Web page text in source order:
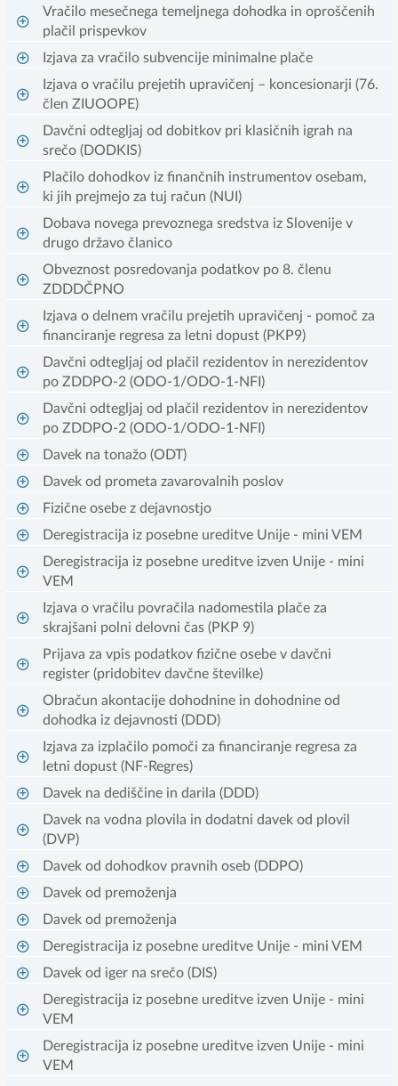
Vračilo mesečnega temeljnega dohodka in oproščenih
plačil prispevkov
Izjava za vračilo subvencije minimalne plače
Izjava o vračilu prejetih upravičenj – koncesionarji (76.
člen ZIUOOPE)
Davčni odtegljaj od dobitkov pri klasičnih igrah na
srečo (DODKIS)
Plačilo dohodkov iz finančnih instrumentov osebam,
ki jih prejmejo za tuj račun (NUI)
Dobava novega prevoznega sredstva iz Slovenije v
drugo državo članico
Obveznost posredovanja podatkov po 8. členu
ZDDDČPNO
Izjava o delnem vračilu prejetih upravičenj - pomoč za
financiranje regresa za letni dopust (PKP9)
Davčni odtegljaj od plačil rezidentov in nerezidentov
po ZDDPO-2 (ODO-1/ODO-1-NFI)
Davčni odtegljaj od plačil rezidentov in nerezidentov
po ZDDPO-2 (ODO-1/ODO-1-NFI)
Davek na tonažo (ODT)
Davek od prometa zavarovalnih poslov
Fizične osebe z dejavnostjo
Deregistracija iz posebne ureditve Unije - mini VEM
Deregistracija iz posebne ureditve izven Unije - mini
VEM
Izjava o vračilu povračila nadomestila plače za
skrajšani polni delovni čas (PKP 9)
Prijava za vpis podatkov fizične osebe v davčni
register (pridobitev davčne številke)
Obračun akontacije dohodnine in dohodnine od
dohodka iz dejavnosti (DDD)
Izjava za izplačilo pomoči za financiranje regresa za
letni dopust (NF-Regres)
Davek na dediščine in darila (DDD)
Davek na vodna plovila in dodatni davek od plovil
(DVP)
Davek od dohodkov pravnih oseb (DDPO)
Davek od premoženja
Davek od premoženja
Deregistracija iz posebne ureditve Unije - mini VEM
Davek od iger na srečo (DIS)
Deregistracija iz posebne ureditve izven Unije - mini
VEM
Deregistracija iz posebne ureditve izven Unije - mini
VEM